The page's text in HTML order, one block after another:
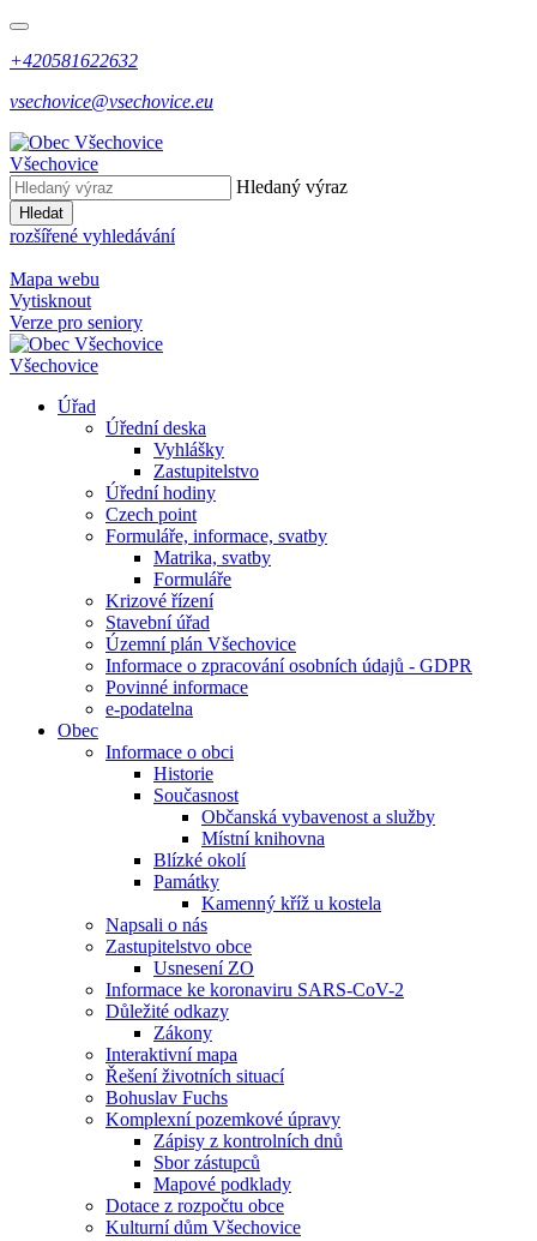
+420581622632
vsechovice@vsechovice.eu
Všechovice
Hledaný výraz
Hledat
rozšířené vyhledávání
Mapa webu
Vytisknout
Verze pro seniory
Všechovice
Úřad
Úřední deska
Vyhlášky
Zastupitelstvo
Úřední hodiny
Czech point
Formuláře, informace, svatby
Matrika, svatby
Formuláře
Krizové řízení
Stavební úřad
Územní plán Všechovice
Informace o zpracování osobních údajů - GDPR
Povinné informace
e-podatelna
Obec
Informace o obci
Historie
Současnost
Občanská vybavenost a služby
Místní knihovna
Blízké okolí
Památky
Kamenný kříž u kostela
Napsali o nás
Zastupitelstvo obce
Usnesení ZO
Informace ke koronaviru SARS-CoV-2
Důležité odkazy
Zákony
Interaktivní mapa
Řešení životních situací
Bohuslav Fuchs
Komplexní pozemkové úpravy
Zápisy z kontrolních dnů
Sbor zástupců
Mapové podklady
Dotace z rozpočtu obce
Kulturní dům Všechovice